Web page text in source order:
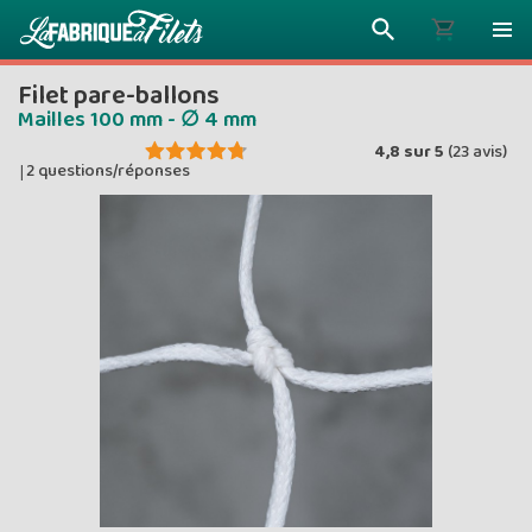
Plus vous
moins
Prix
ENVOYEZ
Filet pare-ballons
Mailles 100 mm - ∅ 4 mm
4,8 sur5 (23avis)
|2 questions/réponses